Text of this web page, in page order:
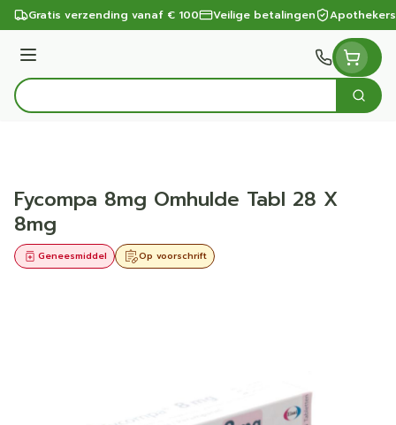
Ga naar de inhoud
Gratis verzending vanaf € 100 Veilige betalingen
Menu
Product, merk, categorie...
Zoek
Fycompa 8mg Omhulde Tabl 28 X
8mg
Op voorschrift
Geneesmiddel